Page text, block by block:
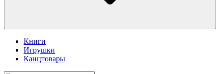
Книги
Игрушки
Канцтовары